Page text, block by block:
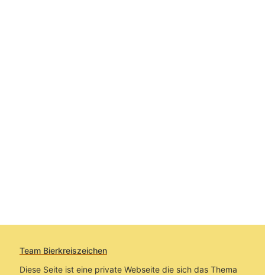
Team Bierkreiszeichen
Diese Seite ist eine private Webseite die sich das Thema